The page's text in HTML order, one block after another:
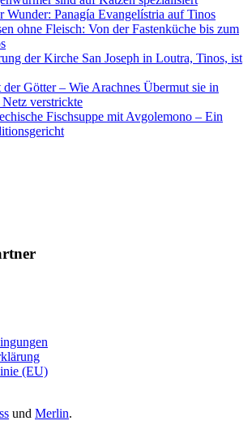
Wunder: Panagía Evangelístria auf Tinos
ohne Fleisch: Von der Fastenküche bis zum
der Kirche San Joseph in Loutra, Tinos, ist
Götter – Wie Arachnes Übermut sie in
verstrickte
Fischsuppe mit Avgolemono – Ein
(EU)
und Merlin.